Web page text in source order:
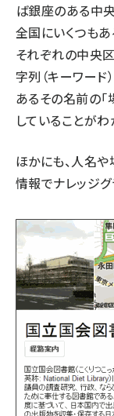
ば銀座のある中
全国にいくつもあ
それぞれの中央
字列（キーワード
あるその名前の「
していることがわ
ほかにも、人名
情報でナレッジグ